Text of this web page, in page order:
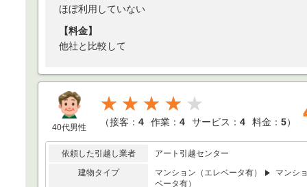
ほぼ利用していない
【料金】
他社と比較して
40代男性
★★★★
（接客： 4 作業： 4 サービス： 4 料金： 5）
依頼した引越し業者
アート引越センター
建物タイプ
マンション（エレベータ有）
マンシ
ベータ有）